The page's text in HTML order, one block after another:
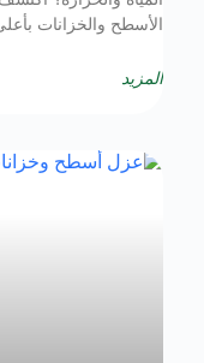
الأسطح والخزانات
المزيد